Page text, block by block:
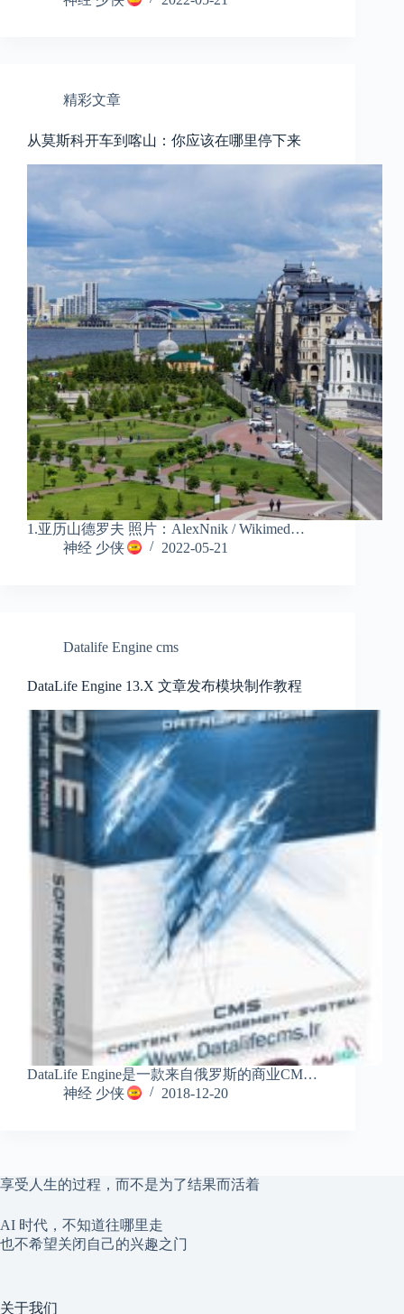
精彩文章
从莫斯科开车到喀山：你应该在哪里停下来
1.亚历山德罗夫 照片：AlexNnik / Wikimed…
神经 少侠
2022-05-21
Datalife Engine cms
DataLife Engine 13.X 文章发布模块制作教程
DataLife Engine是一款来自俄罗斯的商业CM…
神经 少侠
2018-12-20
享受人生的过程，而不是为了结果而活着
AI 时代，不知道往哪里走
也不希望关闭自己的兴趣之门
关于我们